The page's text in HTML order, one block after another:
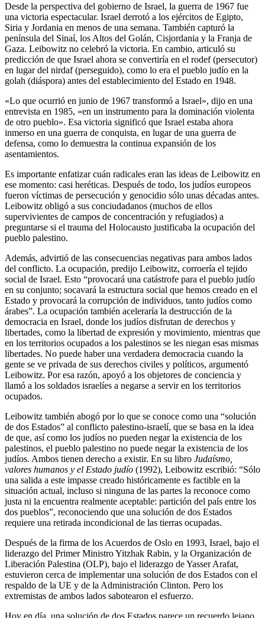
Desde la perspectiva del gobierno de Israel, la guerra de 1967 fue
una victoria espectacular. Israel derrotó a los ejércitos de Egipto,
Siria y Jordania en menos de una semana. También capturó la
península del Sinaí, los Altos del Golán, Cisjordania y la Franja de
Gaza. Leibowitz no celebró la victoria. En cambio, articuló su
predicción de que Israel ahora se convertiría en el rodef (persecutor)
en lugar del nirdaf (perseguido), como lo era el pueblo judío en la
golah (diáspora) antes del establecimiento del Estado en 1948.
«Lo que ocurrió en junio de 1967 transformó a Israel», dijo en una
entrevista en 1985, «en un instrumento para la dominación violenta
de otro pueblo». Esa victoria significó que Israel estaba ahora
inmerso en una guerra de conquista, en lugar de una guerra de
defensa, como lo demuestra la continua expansión de los
asentamientos.
Es importante enfatizar cuán radicales eran las ideas de Leibowitz en
ese momento: casi heréticas. Después de todo, los judíos europeos
fueron víctimas de persecución y genocidio sólo unas décadas antes.
Leibowitz obligó a sus conciudadanos (muchos de ellos
supervivientes de campos de concentración y refugiados) a
preguntarse si el trauma del Holocausto justificaba la ocupación del
pueblo palestino.
Además, advirtió de las consecuencias negativas para ambos lados
del conflicto. La ocupación, predijo Leibowitz, corroería el tejido
social de Israel. Esto “provocará una catástrofe para el pueblo judío
en su conjunto; socavará la estructura social que hemos creado en el
Estado y provocará la corrupción de individuos, tanto judíos como
árabes”. La ocupación también aceleraría la destrucción de la
democracia en Israel, donde los judíos disfrutan de derechos y
libertades, como la libertad de expresión y movimiento, mientras que
en los territorios ocupados a los palestinos se les niegan esas mismas
libertades. No puede haber una verdadera democracia cuando la
gente se ve privada de sus derechos civiles y políticos, argumentó
Leibowitz. Por esa razón, apoyó a los objetores de conciencia y
llamó a los soldados israelíes a negarse a servir en los territorios
ocupados.
Leibowitz también abogó por lo que se conoce como una “solución
de dos Estados” al conflicto palestino-israelí, que se basa en la idea
de que, así como los judíos no pueden negar la existencia de los
palestinos, el pueblo palestino no puede negar la existencia de los
judíos. Ambos tienen derecho a existir. En su libro Judaísmo,
valores humanos y el Estado judío (1992), Leibowitz escribió: “Sólo
una salida a este impasse creado históricamente es factible en la
situación actual, incluso si ninguna de las partes la reconoce como
justa ni la encuentra realmente aceptable: partición del país entre los
dos pueblos”, reconociendo que una solución de dos Estados
requiere una retirada incondicional de las tierras ocupadas.
Después de la firma de los Acuerdos de Oslo en 1993, Israel, bajo el
liderazgo del Primer Ministro Yitzhak Rabin, y la Organización de
Liberación Palestina (OLP), bajo el liderazgo de Yasser Arafat,
estuvieron cerca de implementar una solución de dos Estados con el
respaldo de la UE y de la Administración Clinton. Pero los
extremistas de ambos lados sabotearon el esfuerzo.
Hoy en día, una solución de dos Estados parece un recuerdo lejano